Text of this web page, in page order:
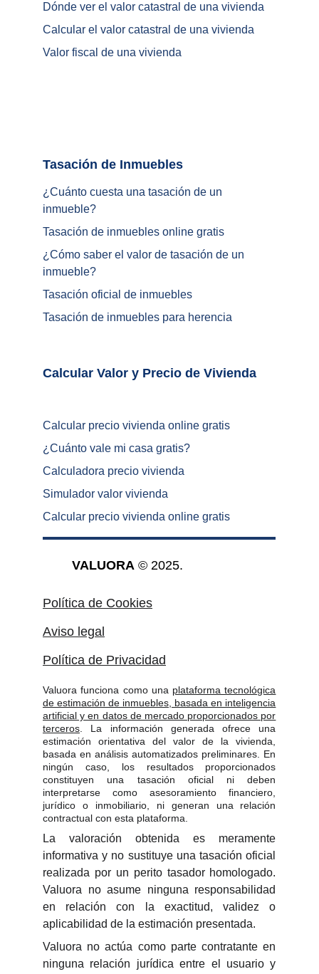
Valuora funciona como una plataforma tecnológica
de estimación de inmuebles, basada en inteligencia
artificial y en datos de mercado proporcionados por
terceros . La información generada ofrece una
estimación orientativa del valor de la vivienda,
basada en análisis automatizados preliminares. En
ningún caso, los resultados proporcionados
constituyen una tasación oficial ni deben
interpretarse como asesoramiento financiero,
jurídico o inmobiliario, ni generan una relación
contractual con esta plataforma.
La valoración obtenida es meramente
informativa y no sustituye una tasación oficial
realizada por un perito tasador homologado.
Valuora no asume ninguna responsabilidad
en relación con la exactitud, validez o
aplicabilidad de la estimación presentada.
Valuora no actúa como parte contratante en
ninguna relación jurídica entre el usuario y
VALUORA © 2025.
Aviso legal
Política de Privacidad
Política de Cookies
¿Cuánto cuesta una tasación de un
inmueble?
Tasación de inmuebles online gratis
¿ Cómo saber el valor de tasación de un
inmueble?
Tasación oficial de inmuebles
Tasación de inmuebles para herencia
Dónde ver el valor catastral de una vivienda
Calcular el valor catastral de una vivienda
Valor fiscal de una vivienda
Calcular precio vivienda online gratis
¿ Cuánto vale mi casa gratis?
Calculadora precio vivienda
Simulador valor vivienda
Calcular precio vivienda online gratis